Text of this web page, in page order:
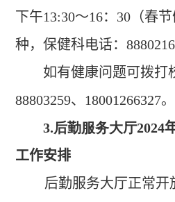
下午13:30～16： 30 （春
种，保健科电话：
如有健康问题可拨打
88803259、 18001266327。
3.后勤服务大厅2024
工作安排
后勤服务大厅正常开